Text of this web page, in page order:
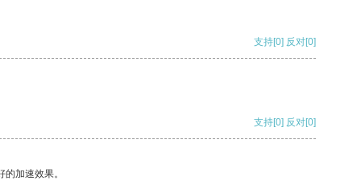
支持[0] 反对[0]
支持[0] 反对[0]
加速效果。